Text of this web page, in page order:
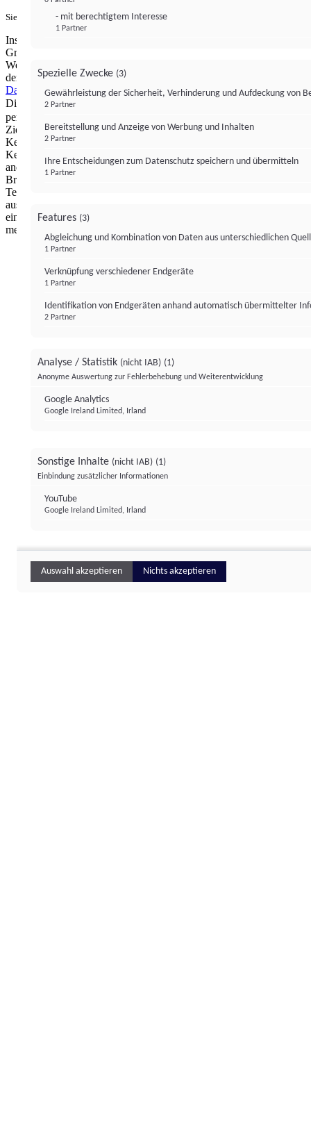
Sie haben ein PUR-Abo?Hier anmelden.
Institutional Money mit Werbung: Wir nutzen aus wirtschaftlichen
Gründen die Möglichkeit, unsere Webseite Dritten als digitalen
Werbeplatz zur Verfügung zu stellen. Über Verarbeitungen, die in
der Verantwortung von uns liegen, können Sie sich in unserer
Datenschutzerklärungnäher informieren.Zur Bereitstellung unserer
Dienste nutzen wir Technologien von
personalisierte Werbung, Messung von Werbeleistung und
Zielgruppenforschung. Cookies, Endgeräte- oder ähnliche Online-
Kennungen (z. B. login-basierte Kennungen, zufällig generierte
Kennungen, netzwerkbasierte Kennungen) können zusammen mit
anderen Informationen (z. B. Browsertyp und
Browserinformationen, Sprache, Bildschirmgröße, unterstützte
Technologien usw.) auf Ihrem Endgerät gespeichert oder von dort
ausgelesen werden, um es jedes Mal wiederzuerkennen, wenn es
eine App oder einer Webseite aufruft. Dies geschieht für einen oder
mehrere der hier aufgeführten Verarbeitungszwecke.
- mit berechtigtem Interesse
1 Partner
Spezielle Zwecke (3)
Gewährleistung der Sicherheit, Verhinderung und Aufdeckung von
2 Partner
Bereitstellung und Anzeige von Werbung und Inhalten
2 Partner
Ihre Entscheidungen zum Datenschutz speichern und übermitteln
1 Partner
Features (3)
Abgleichung und Kombination von Daten aus unterschiedlichen
1 Partner
Verknüpfung verschiedener Endgeräte
1 Partner
Identifikation von Endgeräten anhand automatisch übermittelter
2 Partner
Analyse / Statistik (nicht IAB) (1)
Anonyme Auswertung zur Fehlerbehebung und Weiterentwicklung
Google Analytics
Google Ireland Limited, Irland
Sonstige Inhalte (nicht IAB) (1)
Einbindung zusätzlicher Informationen
YouTube
Google Ireland Limited, Irland
Auswahl akzeptieren Nichts akzeptieren
Institutional Money
ImpressumDatenschutzerklärung